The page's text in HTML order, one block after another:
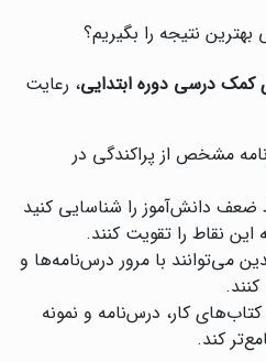
نتیجه را بگیریم؟
کمک درسی دوره ابتدایی، رعایت
مشخص از پراکندگی در
ضعف دانش‌آموز را شناسایی کنید
این نقاط را تقویت کنند.
می‌توانند با مرور درس‌نامه‌ها و
کار، درس‌نامه و نمونه
کند.